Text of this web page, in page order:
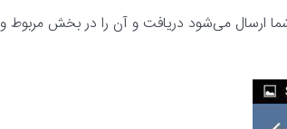
شما ارسال می‌شود دریافت و آن را در بخش مربوط